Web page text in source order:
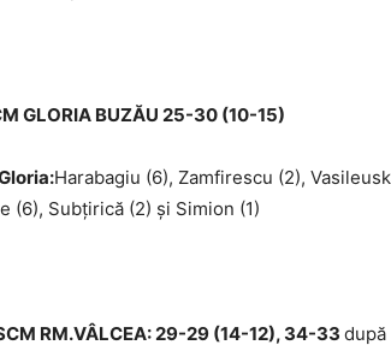
GLORIA BUZĂU 25-30 (10-15)
Harabagiu (6), Zamfirescu (2),
(6), Subțirică (2) și Simion (1)
RM.VÂLCEA: 29-29 (14-12), 34-33